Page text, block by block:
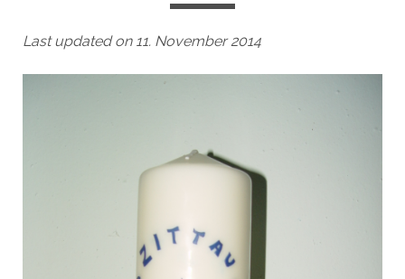
Last updated on 11. November 2014